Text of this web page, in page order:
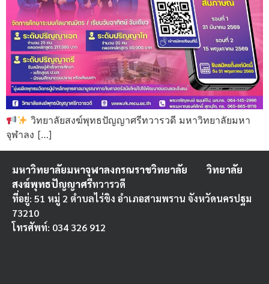
วิทยาลัยสงฆ์พุทธปัญญาศรีทวารวดี มหาวิทยาลัยมหา
จุฬาลง […]
มหาวิทยาลัยมหาจุฬาลงกรณราชวิทยาลัย วิทยาลัย
สงฆ์พุทธปัญญาศรีทวารวดี
ที่อยู่: 51 หมู่ 2 ตำบลไร่ขิง อำเภอสามพราน จังหวัดนครปฐม
73210
โทรศัพท์: 034 326 912